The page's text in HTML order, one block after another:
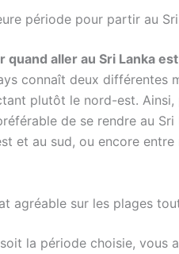
période pour partir au
quand aller au Sri Lanka
connaît deux différentes
plutôt le nord-est.
de se rendre au
et au sud, ou encore
agréable sur les plages
la période choisie, vous